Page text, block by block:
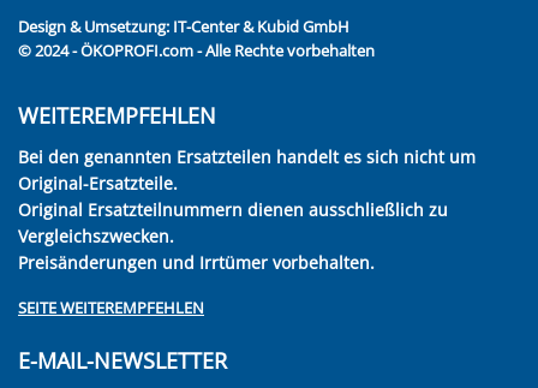
Design & Umsetzung: IT-Center & Kubid GmbH
© 2024 - ÖKOPROFI.com - Alle Rechte vorbehalten
WEITEREMPFEHLEN
Bei den genannten Ersatzteilen handelt es sich nicht um
Original-Ersatzteile.
Original Ersatzteilnummern dienen ausschließlich zu
Vergleichszwecken.
Preisänderungen und Irrtümer vorbehalten.
SEITE WEITEREMPFEHLEN
E-MAIL-NEWSLETTER